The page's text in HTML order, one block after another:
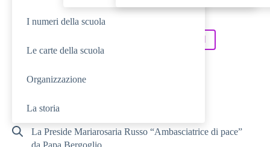
I numeri della scuola
Le carte della scuola
Organizzazione
La storia
SCUOLA
RICERCHE FREQUENTI
La Preside Mariarosaria Russo “Ambasciatrice di pace”
da Papa Bergoglio